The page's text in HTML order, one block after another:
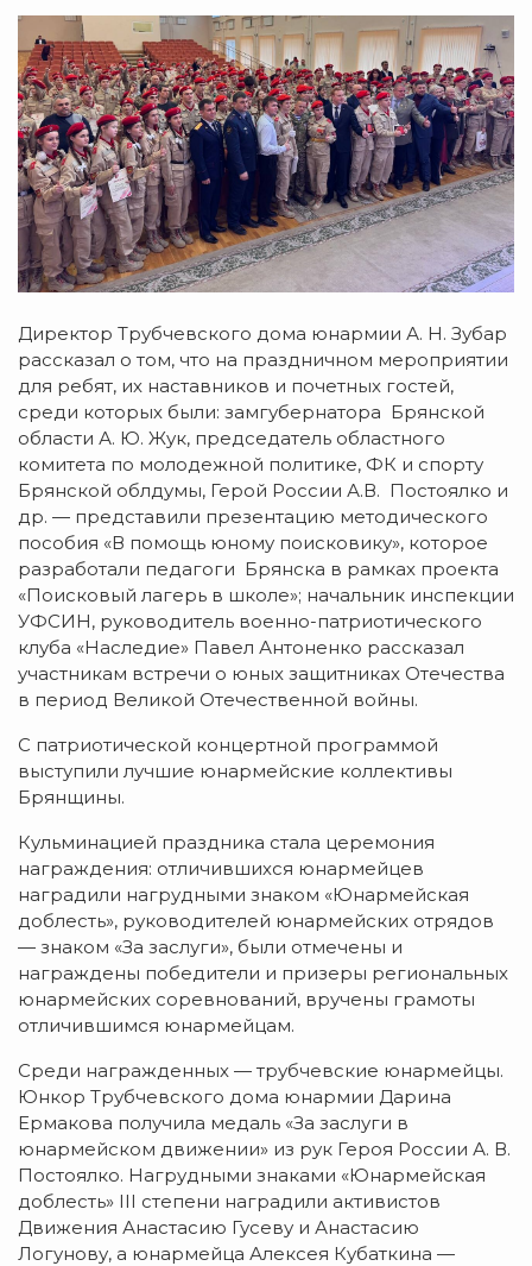
Директор Трубчевского дома юнармии А. Н. Зубар
рассказал о том, что на праздничном мероприятии
для ребят, их наставников и почетных гостей,
среди которых были: замгубернатора Брянской
области А. Ю. Жук, председатель областного
комитета по молодежной политике, ФК и спорту
Брянской облдумы, Герой России А.В. Постоялко и
др. — представили презентацию методического
пособия «В помощь юному поисковику», которое
разработали педагоги Брянска в рамках проекта
«Поисковый лагерь в школе»; начальник инспекции
УФСИН, руководитель военно-патриотического
клуба «Наследие» Павел Антоненко рассказал
участникам встречи о юных защитниках Отечества
в период Великой Отечественной войны.
С патриотической концертной программой
выступили лучшие юнармейские коллективы
Брянщины.
Кульминацией праздника стала церемония
награждения: отличившихся юнармейцев
наградили нагрудными знаком «Юнармейская
доблесть», руководителей юнармейских отрядов
— знаком «За заслуги», были отмечены и
награждены победители и призеры региональных
юнармейских соревнований, вручены грамоты
отличившимся юнармейцам.
Среди награжденных — трубчевские юнармейцы.
Юнкор Трубчевского дома юнармии Дарина
Ермакова получила медаль «За заслуги в
юнармейском движении» из рук Героя России А. В.
Постоялко. Нагрудными знаками «Юнармейская
доблесть» III степени наградили активистов
Движения Анастасию Гусеву и Анастасию
Логунову, а юнармейца Алексея Кубаткина —